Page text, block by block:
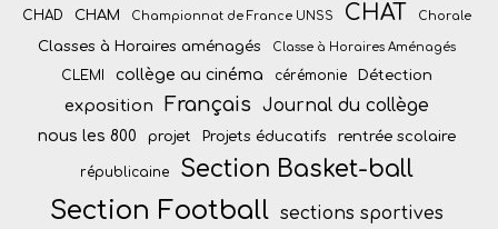
CHAD CHAM Championnat de France UNSS CHAT Chorale
Classes à Horaires aménagés Classe à Horaires Aménagés
CLEMI collège au cinéma cérémonie Détection
exposition Français Journal du collège
nous les 800 projet Projets éducatifs rentrée scolaire
républicaine Section Basket-ball
Section Football sections sportives